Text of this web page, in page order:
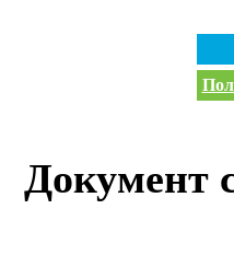
Документ